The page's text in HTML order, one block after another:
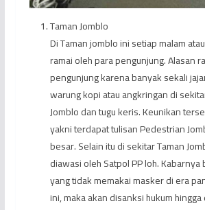
Taman Jomblo
Di Taman jomblo ini setiap malam
ramai oleh para pengunjung. Alasan
pengunjung karena banyak sekali
warung kopi atau angkringan di
Jomblo dan tugu keris. Keunikan
yakni terdapat tulisan Pedestrian
besar. Selain itu di sekitar Taman
diawasi oleh Satpol PP loh.
yang tidak memakai masker di era
ini, maka akan disanksi hukum